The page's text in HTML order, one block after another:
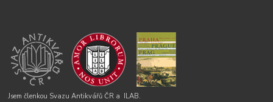
Jsem členkou Svazu Antikvářů ČR a ILAB.